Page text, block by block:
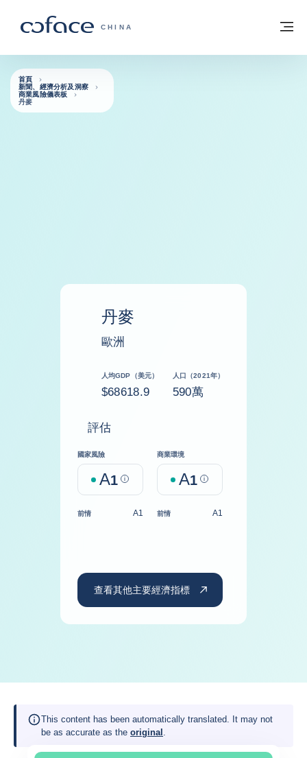
科法斯：攜手共創安全貿易 - 首頁
CHINA
返回首頁
首頁
新聞、經濟分析及洞察
商業風險儀表板
丹麥
丹麥
歐洲
人均GDP（美元）
$68618.9
人口（2021年）
590萬
評估
國家風險
A1 Help
商業環境
A1 Help
前情 A1 前情 A1
查看其他主要經濟指標
This content has been automatically translated. It may not
be as accurate as the original .